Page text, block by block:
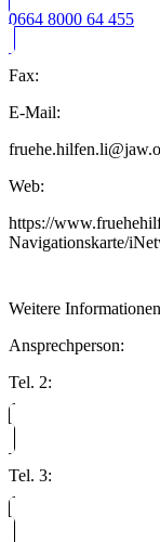
0664 8000 64 455
Fax:
E-Mail:
Web:
https://
Navigationskarte/
Weitere Informationen
Ansprechperson:
Tel. 2:
Tel. 3: